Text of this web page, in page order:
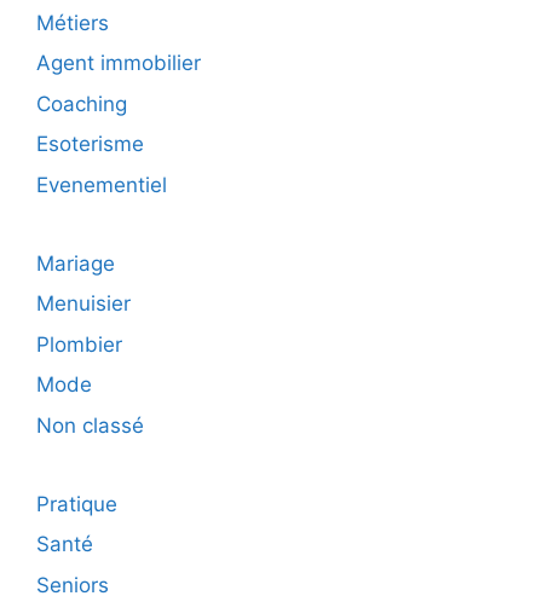
Métiers
Agent immobilier
Coaching
Esoterisme
Evenementiel
Mariage
Menuisier
Plombier
Mode
Non classé
Pratique
Santé
Seniors